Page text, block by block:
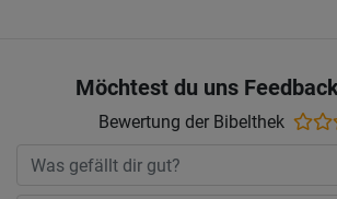
Möchtest du uns
Bewertung der Bibelthek